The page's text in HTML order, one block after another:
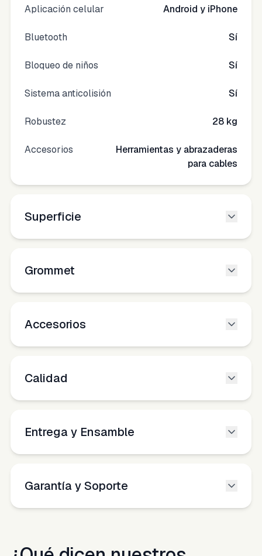
Aplicación celular Android y iPhone
Bluetooth Sí
Bloqueo de niños Sí
Sistema anticolisión Sí
Robustez 28 kg
Accesorios
Herramientas y abrazaderas
para cables
Superficie
Grommet
Accesorios
Calidad
Entrega y Ensamble
Garantía y Soporte